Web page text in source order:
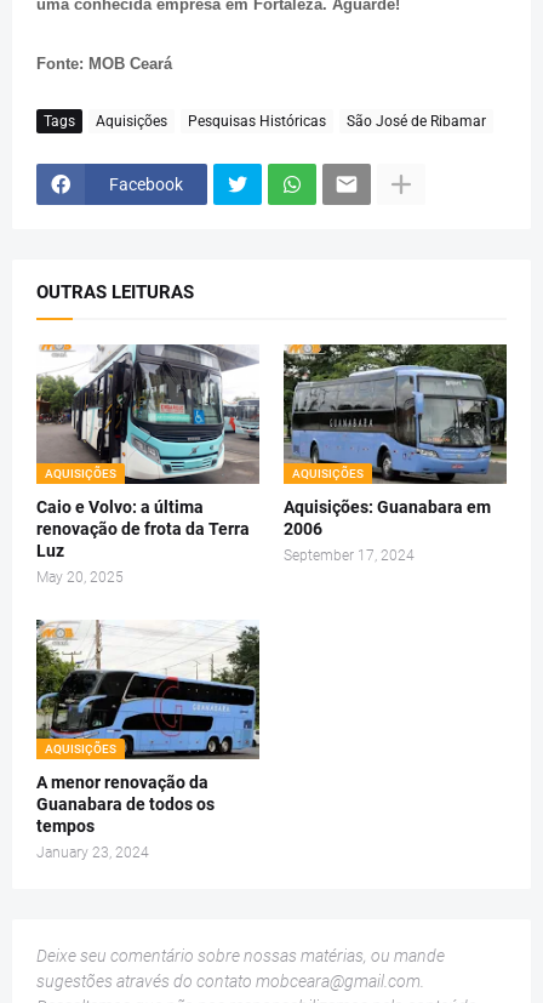
uma conhecida empresa em Fortaleza. Aguarde!
Fonte: MOB Ceará
Tags Aquisições Pesquisas Históricas São José de Ribamar
Facebook
OUTRAS LEITURAS
AQUISIÇÕES
Caio e Volvo: a última
renovação de frota da Terra
Luz
May 20, 2025
AQUISIÇÕES
Aquisições: Guanabara em
2006
September 17, 2024
AQUISIÇÕES
A menor renovação da
Guanabara de todos os
tempos
January 23, 2024
Deixe seu comentário sobre nossas matérias, ou mande
sugestões através do contato mobceara@gmail.com.